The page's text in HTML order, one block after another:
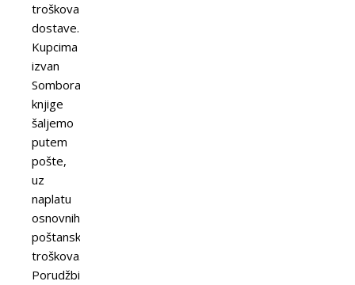
troškova
dostave.
Kupcima
izvan
Sombora
knjige
šaljemo
putem
pošte,
uz
naplatu
osnovnih
poštanskih
troškova.
Porudžbina